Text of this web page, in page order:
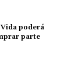
poderá
parte